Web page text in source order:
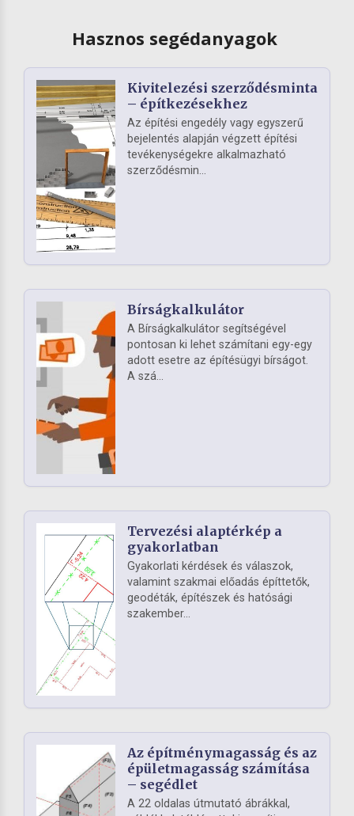
Hasznos segédanyagok
Kivitelezési szerződésminta
– építkezésekhez
Az építési engedély vagy egyszerű
bejelentés alapján végzett építési
tevékenységekre alkalmazható
szerződésmin...
Bírságkalkulátor
A Bírságkalkulátor segítségével
pontosan ki lehet számítani egy-egy
adott esetre az építésügyi bírságot.
A szá...
Tervezési alaptérkép a
gyakorlatban
Gyakorlati kérdések és válaszok,
valamint szakmai előadás építtetők,
geodéták, építészek és hatósági
szakember...
Az építménymagasság és az
épületmagasság számítása
– segédlet
A 22 oldalas útmutató ábrákkal,